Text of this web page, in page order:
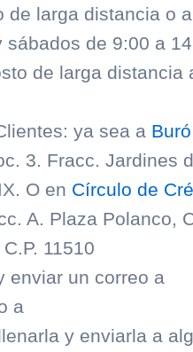
larga distancia o
de 9:00 a
de larga distancia
ya sea a
3. Fracc. Jardines
O en Círculo de
A. Plaza Polanco,
11510
enviar un correo a
a
y enviarla a